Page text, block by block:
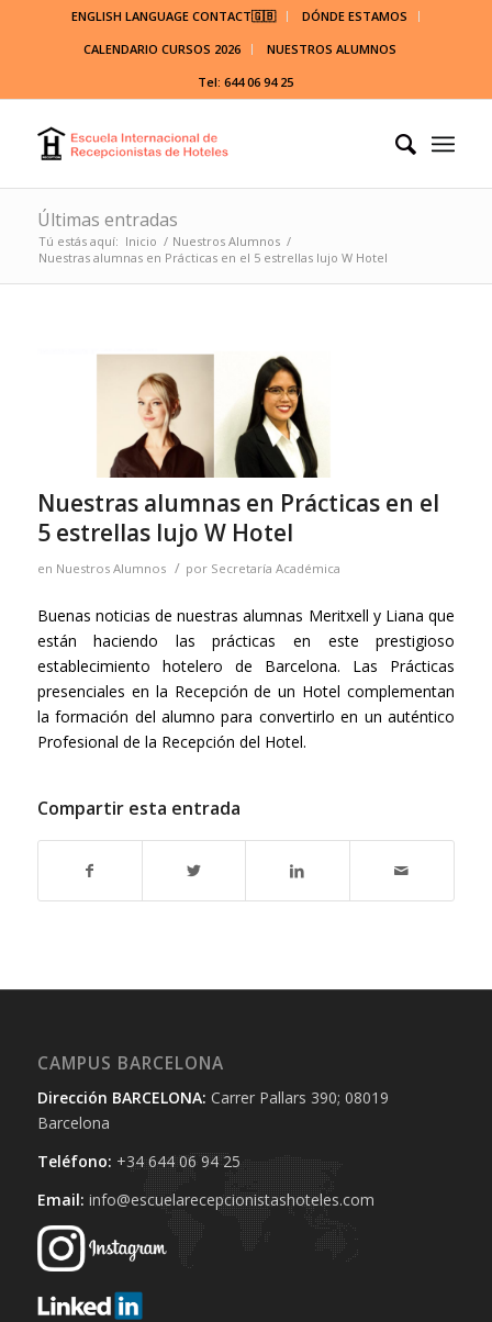
ENGLISH LANGUAGE CONTACT🇬🇧
DÓNDE ESTAMOS
CALENDARIO CURSOS 2026
NUESTROS ALUMNOS
Tel: 644 06 94 25
Últimas entradas
Tú estás aquí: Inicio / Nuestros Alumnos /
Nuestras alumnas en Prácticas en el 5 estrellas lujo W Hotel
Nuestras alumnas en Prácticas en el
5 estrellas lujo W Hotel
en Nuestros Alumnos / por Secretaría Académica
Buenas noticias de nuestras alumnas Meritxell y Liana que
están haciendo las prácticas en este prestigioso
establecimiento hotelero de Barcelona. Las Prácticas
presenciales en la Recepción de un Hotel complementan
la formación del alumno para convertirlo en un auténtico
Profesional de la Recepción del Hotel.
Compartir esta entrada
CAMPUS BARCELONA
Dirección BARCELONA: Carrer Pallars 390; 08019
Barcelona
Teléfono: +34 644 06 94 25‬
Email: info@escuelarecepcionistashoteles.com